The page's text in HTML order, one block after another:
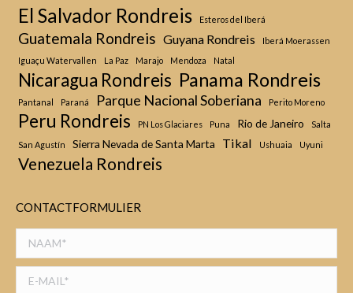
El Salvador Rondreis Esteros del Iberá
Guatemala Rondreis Guyana Rondreis
Iberá Moerassen
Iguaçu Watervallen
La Paz Marajo Mendoza Natal
Nicaragua Rondreis Panama Rondreis
Pantanal Paraná Parque Nacional Soberiana Perito Moreno
Peru Rondreis PN Los Glaciares Puna Rio de Janeiro
Salta
San Agustín
Sierra Nevada de Santa Marta Tikal Ushuaia Uyuni
Venezuela Rondreis
CONTACTFORMULIER